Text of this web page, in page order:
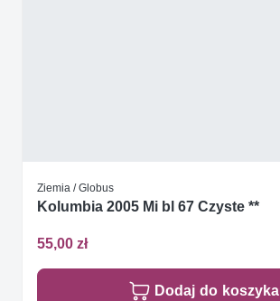
Ziemia / Globus
Kolumbia 2005 Mi bl 67 Czyste **
55,00 zł
Dodaj do koszyka